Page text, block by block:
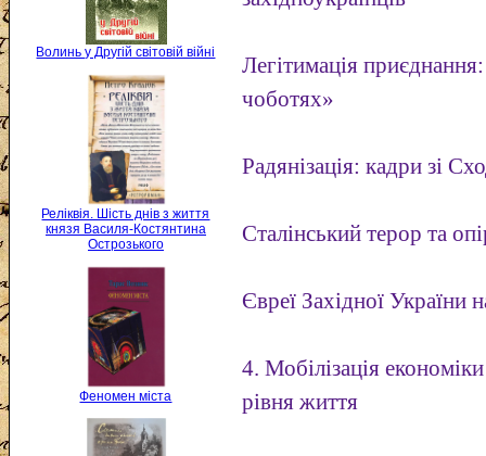
Волинь у Другій світовій війні
Реліквія. Шість днів з життя
князя Василя-Костянтина
Острозького
Феномен міста
Легітимація
чоботях»
Радянізація: кадри зі
Сталінський терор та
Євреї Західної України
4. Мобілізація
рівня життя